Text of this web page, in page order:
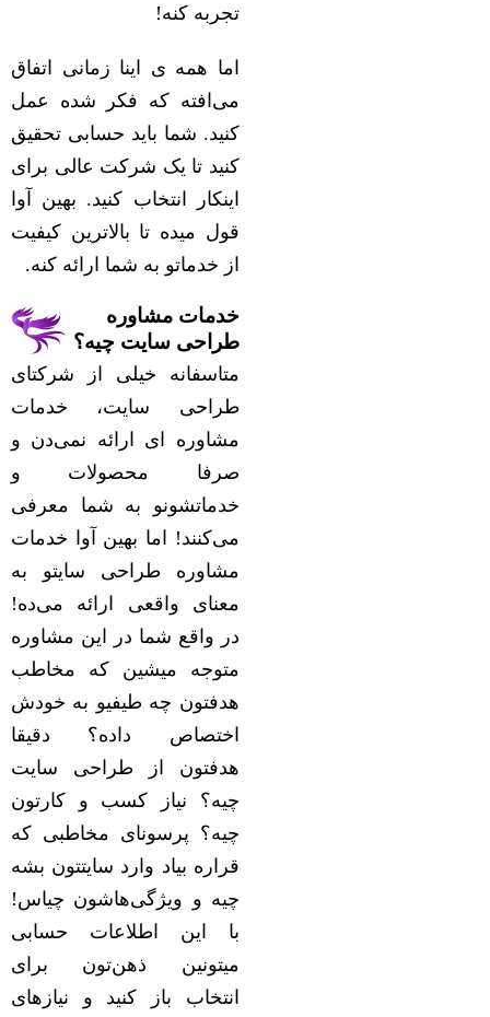
تجربه کنه!
اما همه ی اینا زمانی اتفاق
می‌افته که فکر شده عمل
کنید. شما باید حسابی تحقیق
کنید تا یک شرکت عالی برای
اینکار انتخاب کنید. بهین آوا
قول میده تا بالاترین کیفیت
از خدماتو به شما ارائه کنه.
خدمات مشاوره
طراحی سایت چیه؟
متاسفانه خیلی از شرکتای
طراحی سایت، خدمات
مشاوره ای ارائه نمی‌دن و
صرفا محصولات و
خدماتشونو به شما معرفی
می‌کنند! اما بهین آوا خدمات
مشاوره طراحی سایتو به
معنای واقعی ارائه می‌ده!
در واقع شما در این مشاوره
متوجه میشین که مخاطب
هدفتون چه طیفیو به خودش
اختصاص داده؟ دقیقا
هدفتون از طراحی سایت
چیه؟ نیاز کسب و کارتون
چیه؟ پرسونای مخاطبی که
قراره بیاد وارد سایتتون بشه
چیه و ویژگی‌هاشون چیاس!
با این اطلاعات حسابی
میتونین ذهن‌تون برای
انتخاب باز کنید و نیازهای